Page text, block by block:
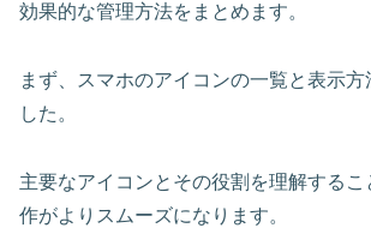
効果的な管理方法をまとめます。
まず、スマホのアイコンの一覧と表示方
した。
主要なアイコンとその役割を理解する
作がよりスムーズになります。